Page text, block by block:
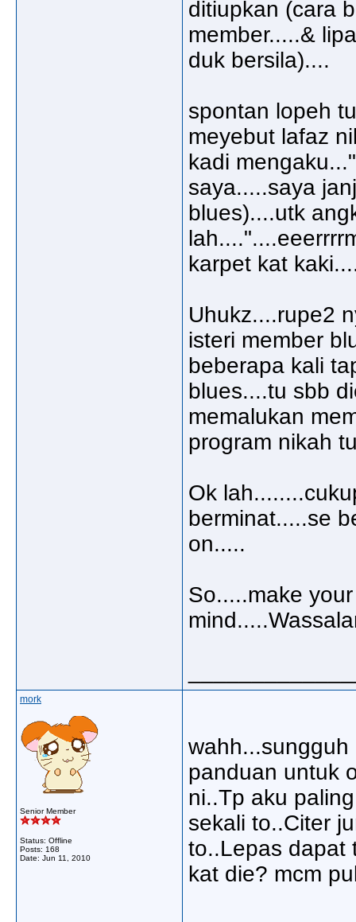
ditiupkan (cara
member.....&
duk bersila)....
spontan lopeh
meyebut lafaz
kadi
saya.....saya
blues)....utk
karpet kat
Uhukz....rupe2
isteri member
beberapa kali
blues....tu sbb
memalukan
program nikah
Ok
berminat.....se
on.....
So.....make
mork
Senior Member
Status: Offline
Posts: 168
Date: Jun 11, 2010
panduan untuk
ni..Tp aku
sekali to..Citer
to..Lepas dapat
kat die? mcm